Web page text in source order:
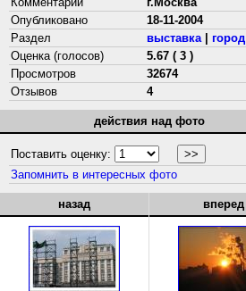
Опубликовано
18-11-2004
Раздел
выставка| город
Оценка (голосов)
5.67 ( 3 )
Просмотров
32674
Отзывов
4
действия над фото
Поставить оценку:
Запомнить в интересных фото
назад вперед